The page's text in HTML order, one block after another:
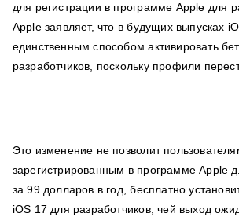
для регистрации в программе Apple для
Apple заявляет, что в будущих выпусках
единственным способом активировать
разработчиков, поскольку профили
Это изменение не позволит
зарегистрированным в программе Apple
за 99 долларов в год, бесплатно
iOS 17 для разработчиков, чей выход